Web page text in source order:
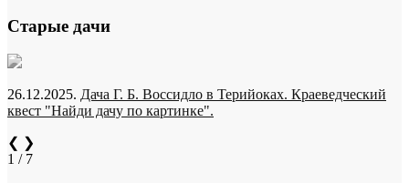
Старые дачи
26.12.2025. Дача Г. Б. Воссидло в Терийоках. Краеведческий
квест "Найди дачу по картинке".
❮ ❯
1 / 7